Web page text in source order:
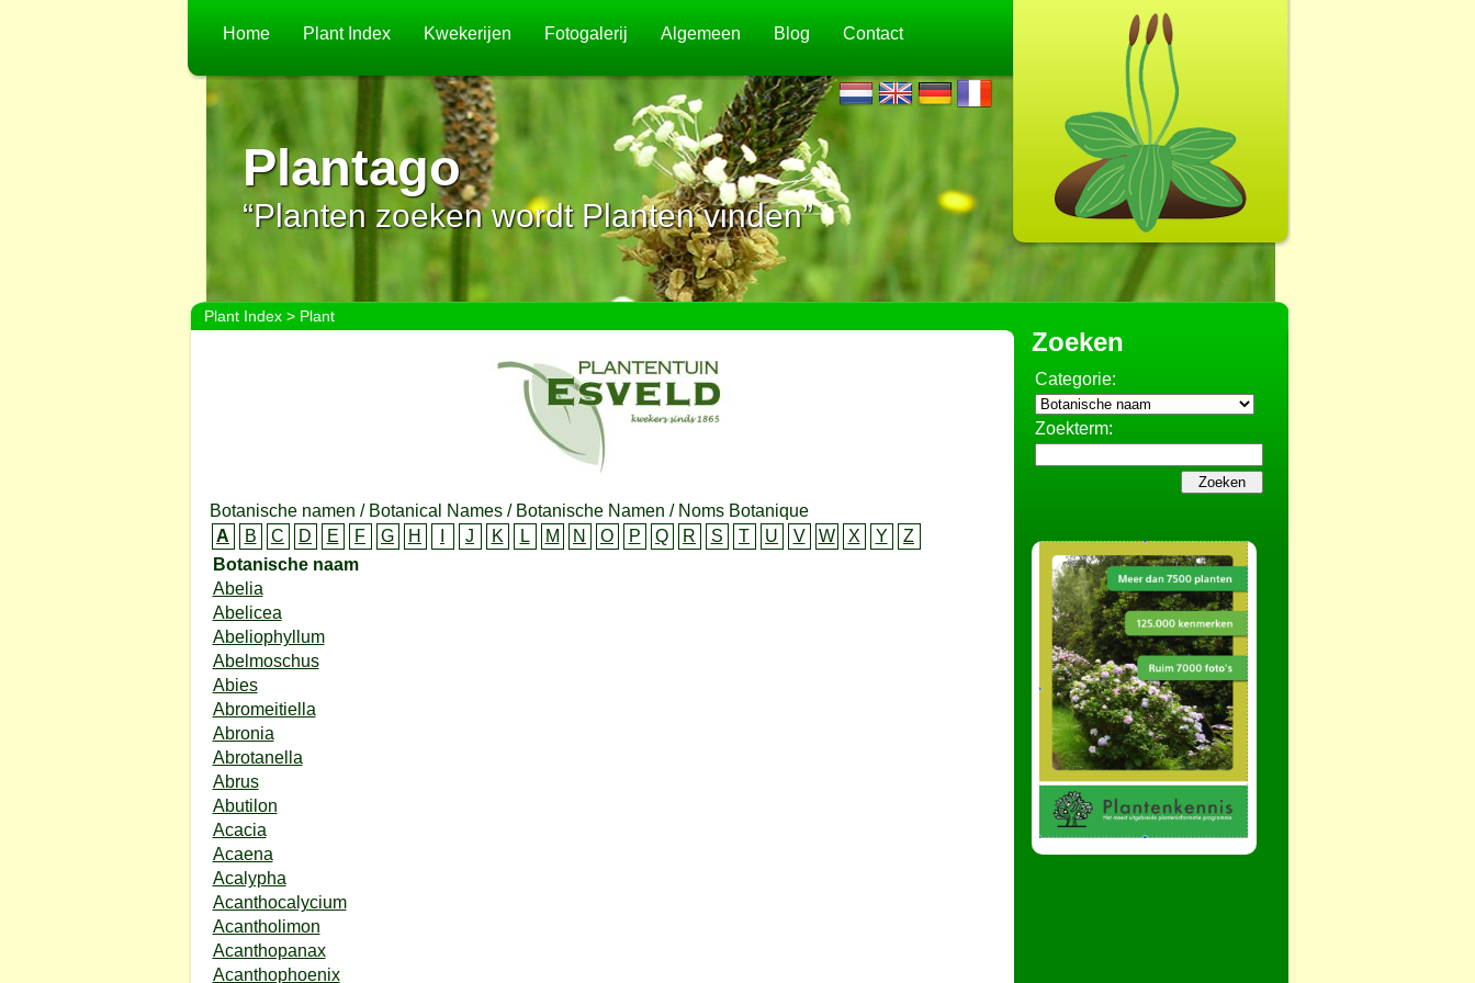
Home Plant Index Kwekerijen Fotogalerij Algemeen Blog Contact
Plantago
“Planten zoeken wordt Planten vinden”
Plant Index> Plant
Botanische namen / Botanical Names / Botanische Namen / Noms Botanique
A
B C D E F G H J K L M N O P Q R S T U V W X Y
Z
Botanische naam
Abelia
Abelicea
Abeliophyllum
Abelmoschus
Abies
Abromeitiella
Abronia
Abrotanella
Abrus
Abutilon
Acacia
Acaena
Acalypha
Acanthocalycium
Acantholimon
Acanthopanax
Acanthophoenix
Zoeken
Categorie:
Zoekterm: